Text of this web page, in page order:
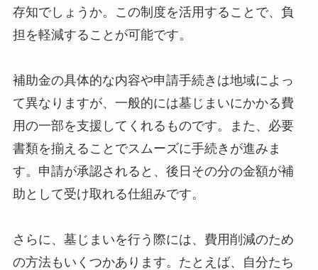
存知でしょうか。この制度を活用することで、負
担を軽減することが可能です。
補助金の具体的な内容や申請手続きは地域によっ
て異なりますが、一般的には墓じまいにかかる費
用の一部を支援してくれるものです。また、必要
書類を揃えることでスムーズに手続きが進みま
す。申請が承認されると、後日その分の金額が補
助として受け取れる仕組みです。
さらに、墓じまいを行う際には、費用削減のため
の方法もいくつかあります。たとえば、自分たち